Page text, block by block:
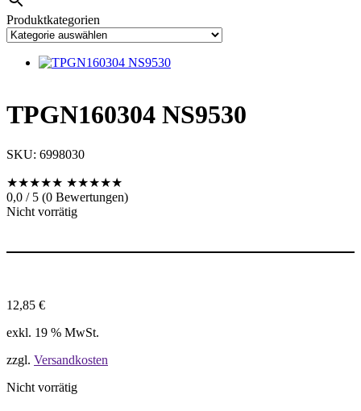
Produktkategorien
TPGN160304 NS9530
SKU: 6998030
★★★★★ ★★★★★
0,0 / 5 (0 Bewertungen)
Nicht vorrätig
12,85 €
exkl. 19 % MwSt.
zzgl. Versandkosten
Nicht vorrätig